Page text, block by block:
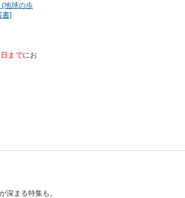
地球の歩
書]
までにお
深まる特集も。